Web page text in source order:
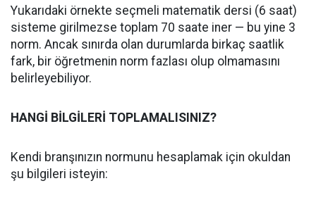
Yukarıdaki örnekte seçmeli matematik dersi (6 saat)
sisteme girilmezse toplam 70 saate iner — bu yine 3
norm. Ancak sınırda olan durumlarda birkaç saatlik
fark, bir öğretmenin norm fazlası olup olmamasını
belirleyebiliyor.
HANGİ BİLGİLERİ TOPLAMALISINIZ?
Kendi branşınızın normunu hesaplamak için okuldan
şu bilgileri isteyin: